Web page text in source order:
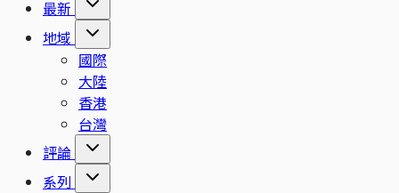
最新
地域
國際
大陸
香港
台灣
評論
系列